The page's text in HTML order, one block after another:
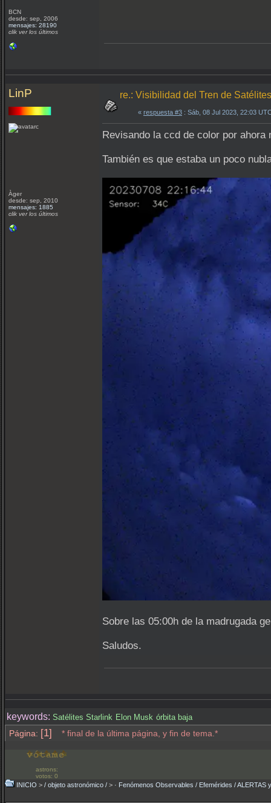
BCN
desde: sep, 2006
mensajes: 28190
clik ver los últimos
LinP
Àger
desde: sep, 2010
mensajes: 1885
clik ver los últimos
re.: Visibilidad del Tren de
« respuesta #3 : Sáb, 08 Jul 2023, 22:03
Revisando la ccd de color por ahora
También es que estaba un poco
Sobre las 05:00h de la madrugada
Saludos.
keywords: Satélites Starlink Elon Musk órbita baja
Página: [1] * final de la última página, y fin de tema.*
astrons:
votos: 0
INICIO > / objeto astronómico / > · Fenómenos Observables / Efemérides / ALERTAS